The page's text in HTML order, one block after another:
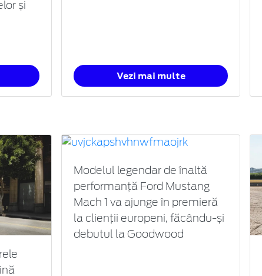
și
Vezi mai multe
Modelul legendar de înaltă
performanță Ford Mustang
Mach 1 va ajunge în premieră
la clienții europeni, făcându-și
debutul la Goodwood